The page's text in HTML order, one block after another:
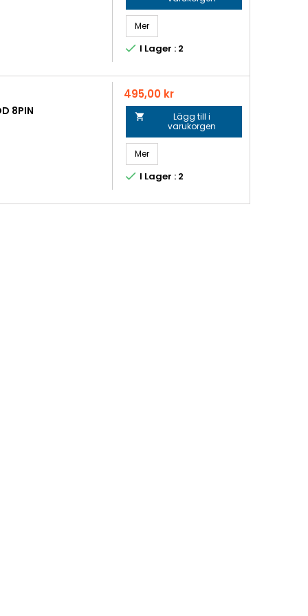
Mer
 I Lager : 2
8PIN
Pris
495,00 kr

Lägg till i
varukorgen
Mer
 I Lager : 2